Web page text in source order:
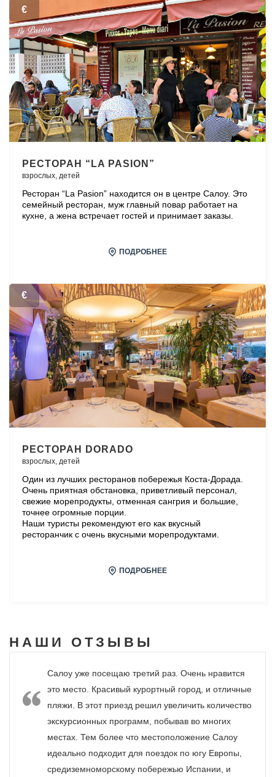
€
РЕСТОРАН “LA PASION”
взрослых, детей
Ресторан “La Pasion” находится он в центре Салоу. Это
семейный ресторан, муж главный повар работает на
кухне, а жена встречает гостей и принимает заказы.
ПОДРОБНЕЕ
€
РЕСТОРАН DORADO
взрослых, детей
Один из лучших ресторанов побережья Коста-Дорада.
Очень приятная обстановка, приветливый персонал,
свежие морепродукты, отменная сангрия и большие,
точнее огромные порции.
Наши туристы рекомендуют его как вкусный
ресторанчик с очень вкусными морепродуктами.
ПОДРОБНЕЕ
НАШИ ОТЗЫВЫ
Салоу уже посещаю третий раз. Очень нравится
это место. Красивый курортный город, и отличные
пляжи. В этот приезд решил увеличить количество
экскурсионных программ, побывав во многих
местах. Тем более что местоположение Салоу
идеально подходит для поездок по югу Европы,
средиземноморскому побережью Испании, и